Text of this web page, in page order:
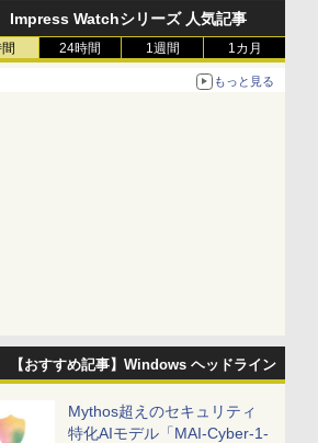
Impress Watchシリーズ 人気記事
24時間 1週間 1カ月
もっと見る
【おすすめ記事】Windows ヘッドライン
Mythos超えのセキュリティ
特化AIモデル「MAI-Cyber-1-